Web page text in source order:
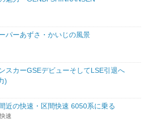
パーあずさ・かいじの風景
スカーGSEデビューそしてLSE引退へ
)
の快速・区間快速 6050系に乗る
速